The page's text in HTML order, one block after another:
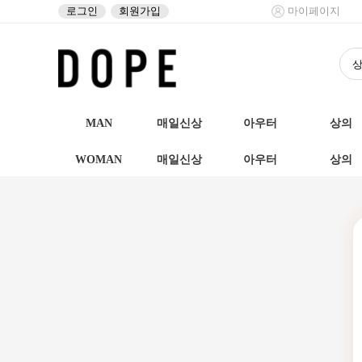
로그인 회원가입 마이페이지
MAN 매일신상 아우터 상의
WOMAN 매일신상 아우터 상의